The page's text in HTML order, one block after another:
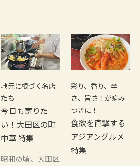
地元に根づく名店
たち
今日も寄りた
い！大田区の町
中華 特集
昭和の頃、大田区
彩り、香り、辛
さ、旨さ！が病み
つきに！
食欲を直撃する
アジアングルメ
特集